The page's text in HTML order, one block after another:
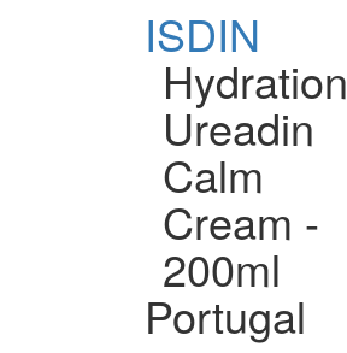
ISDIN
Hydration
Ureadin
Calm
Cream -
200ml
Portugal